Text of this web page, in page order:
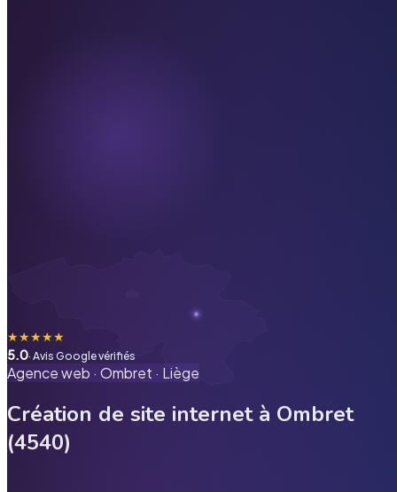
★★★★★
5.0· Avis Google vérifiés
Agence web · Ombret · Liège
Création de site internet à Ombret
(4540)